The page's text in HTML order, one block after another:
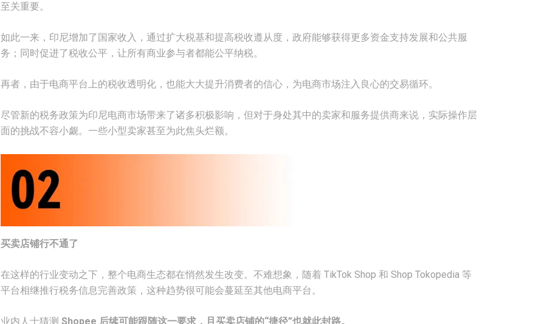
至关重要。
如此一来，印尼增加了国家收入，通过扩大税基和提高税收遵从度，政府能够获得更多资金支持发展和公共服
务；同时促进了税收公平，让所有商业参与者都能公平纳税。
再者，由于电商平台上的税收透明化，也能大大提升消费者的信心，为电商市场注入良心的交易循环。
尽管新的税务政策为印尼电商市场带来了诸多积极影响，但对于身处其中的卖家和服务提供商来说，实际操作层
面的挑战不容小觑。一些小型卖家甚至为此焦头烂额。
买卖店铺行不通了
在这样的行业变动之下，整个电商生态都在悄然发生改变。不难想象，随着 TikTok Shop 和 Shop Tokopedia 等
平台相继推行税务信息完善政策，这种趋势很可能会蔓延至其他电商平台。
业内人士猜测 Shopee 后续可能跟随这一要求，且买卖店铺的“捷径”也就此封路。